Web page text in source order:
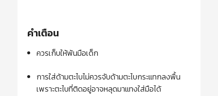
คำเตือน
ควรเก็บให้พ้นมือเด็ก
การใส่ด้ามตะไบไม่ควรจับด้ามตะไบกระแทกลงพื้น
เพราะตะไบที่ติดอยู่อาจหลุดมาแทงใส่มือได้